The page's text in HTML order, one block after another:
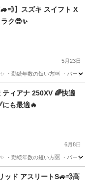
】スズキ スイフト X
ク😎✨
5月23日
・勤続年数の短い方🆗 ・パー
ティアナ 250XV 🌈快適
も最適🔥
6月8日
・勤続年数の短い方🆗 ・パー
ッド アスリートS🚙💨高